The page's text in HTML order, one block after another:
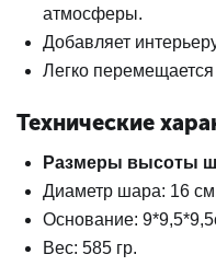
атмосферы.
Добавляет
Легко
Технические
Размеры высоты
Диаметр шара: 16
Основание:
Вес: 585 гр.